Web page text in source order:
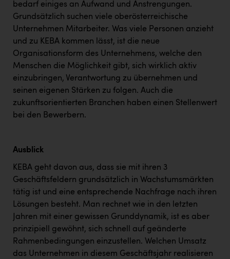
bedarf einiges an Aufwand und Anstrengungen.
Grundsätzlich suchen viele oberösterreichische
Unternehmen Mitarbeiter. Was viele Personen anzieht
und zu KEBA kommen lässt, ist die neue
Organisationsform des Unternehmens, welche den
Menschen die Möglichkeit gibt, sich wirklich aktiv
einzubringen, Verantwortung zu übernehmen und
seinen eigenen Stärken zu folgen. Auch die
zukunftsorientierten Branchen haben einen Stellenwert
bei den Bewerbern.
Ausblick
KEBA geht davon aus, dass sie mit ihren 3
Geschäftsfeldern grundsätzlich in Wachstumsmärkten
tätig ist und eine entsprechende Nachfrage nach ihren
Lösungen besteht. Man rechnet wie in den letzten
Jahren mit einer gewissen Grunddynamik, ist es aber
prinzipiell gewöhnt, sich schnell auf geänderte
Rahmenbedingungen einzustellen. Welchen Umsatz
das Unternehmen in diesem Geschäftsjahr realisieren